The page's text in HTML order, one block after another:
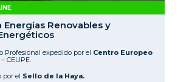
Energías Renovables y
Profesional expedido por el Centro Europeo
– CEUPE.
por el Sello de la Haya.